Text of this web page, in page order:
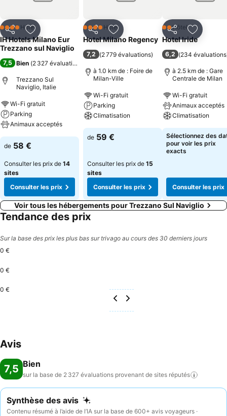
PartagerAjouter à mes favoris
4 ÉtoilesHôtel
IH Hotels Milano Eur
Trezzano sul Naviglio
7,5 Bien (2 327 évaluations
Trezzano Sul
Naviglio, Italie
Wi-Fi gratuit
Parking
Animaux acceptés
de 58 €
Consulter les prix de 14
sites
Consulter les prix
PartagerAjouter à mes favoris
4 ÉtoilesHôtel
Hotel Milano Regency
7,2 (2 779 évaluations)
à 1.0 km de : Foire de
Milan-Ville
Wi-Fi gratuit
Parking
Climatisation
de 59 €
Consulter les prix de 15
sites
Consulter les prix
PartagerAjouter
2 Étoiles
Hôtel
Hotel Iride
6,2 (234 évaluations
à 2.5 km de : Gare
Centrale de Milan
Wi-Fi gratuit
Animaux acceptés
Climatisation
Sélectionnez des
pour voir les prix
exacts
Consulter les prix
Voir tous les hébergements pour Trezzano Sul Naviglio
Tendance des prix
Sur la base des prix les plus bas sur trivago au cours des 30 derniers jours
0 €
0 €
0 €
Avis
7,5 Bien
sur la base de 2 327 évaluations provenant de sites réputés
Synthèse des avis
Contenu résumé à l’aide de l’IA sur la base de 600+ avis voyageurs ·